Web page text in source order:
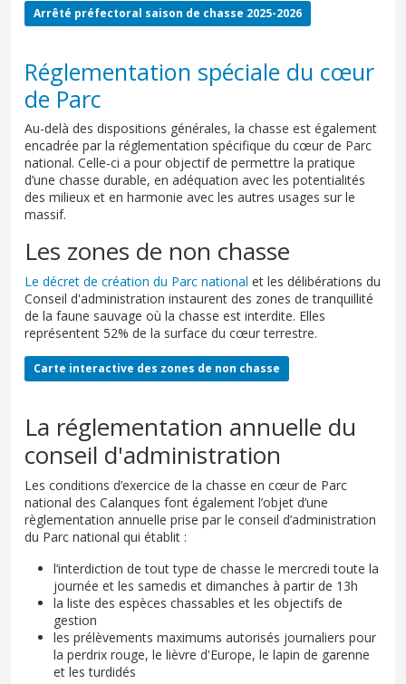
Arrêté préfectoral saison de chasse 2025-2026
Réglementation spéciale du cœur
de Parc
Au-delà des dispositions générales, la chasse est également
encadrée par la réglementation spécifique du cœur de Parc
national. Celle-ci a pour objectif de permettre la pratique
d’une chasse durable, en adéquation avec les potentialités
des milieux et en harmonie avec les autres usages sur le
massif.
Les zones de non chasse
Le décret de création du Parc national et les délibérations du
Conseil d'administration instaurent des zones de tranquillité
de la faune sauvage où la chasse est interdite. Elles
représentent 52% de la surface du cœur terrestre.
Carte interactive des zones de non chasse
La réglementation annuelle du
conseil d'administration
Les conditions d’exercice de la chasse en cœur de Parc
national des Calanques font également l’objet d’une
règlementation annuelle prise par le conseil d’administration
du Parc national qui établit :
l’interdiction de tout type de chasse le mercredi toute la
journée et les samedis et dimanches à partir de 13h
la liste des espèces chassables et les objectifs de
gestion
les prélèvements maximums autorisés journaliers pour
la perdrix rouge, le lièvre d'Europe, le lapin de garenne
et les turdidés